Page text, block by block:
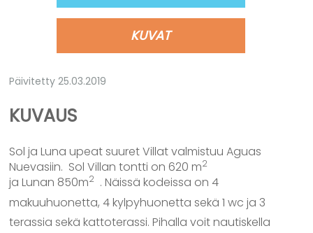
KUVAT
Päivitetty 25.03.2019
KUVAUS
Sol ja Luna upeat suuret Villat valmistuu Aguas
Nuevasiin. Sol Villan tontti on 620 m2
ja Lunan 850m2 . Näissä kodeissa on 4
makuuhuonetta, 4 kylpyhuonetta sekä 1 wc ja 3
terassia sekä kattoterassi. Pihalla voit nautiskella